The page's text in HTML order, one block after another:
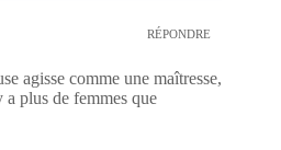
RÉPONDRE
agisse comme une maîtresse,
a plus de femmes que